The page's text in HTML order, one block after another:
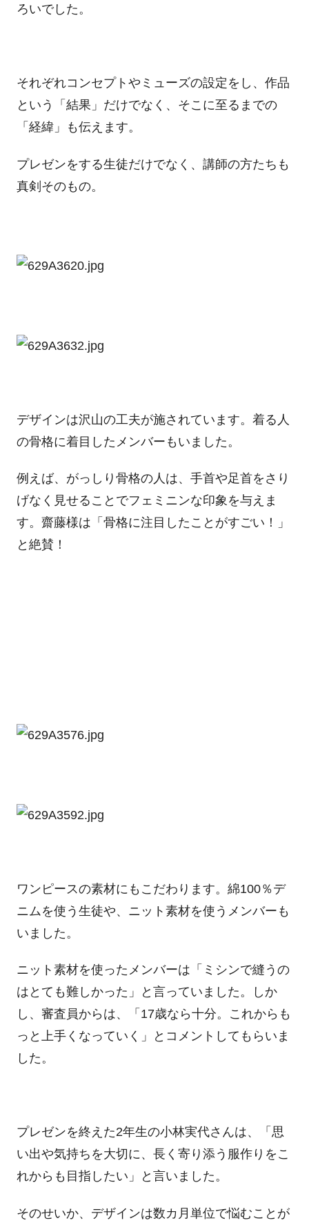
ろいでした。
それぞれコンセプトやミューズの設定をし、作品
という「結果」だけでなく、そこに至るまでの
「経緯」も伝えます。
プレゼンをする生徒だけでなく、講師の方たちも
真剣そのもの。
デザインは沢山の工夫が施されています。着る人
の骨格に着目したメンバーもいました。
例えば、がっしり骨格の人は、手首や足首をさり
げなく見せることでフェミニンな印象を与えま
す。齋藤様は「骨格に注目したことがすごい！」
と絶賛！
ワンピースの素材にもこだわります。綿100％デ
ニムを使う生徒や、ニット素材を使うメンバーも
いました。
ニット素材を使ったメンバーは「ミシンで縫うの
はとても難しかった」と言っていました。しか
し、審査員からは、「17歳なら十分。これからも
っと上手くなっていく」とコメントしてもらいま
した。
プレゼンを終えた2年生の小林実代さんは、「思
い出や気持ちを大切に、長く寄り添う服作りをこ
れからも目指したい」と言いました。
そのせいか、デザインは数カ月単位で悩むことが